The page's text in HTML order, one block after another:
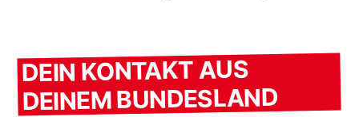
DEIN KONTAKT AUS
DEINEM BUNDESLAND